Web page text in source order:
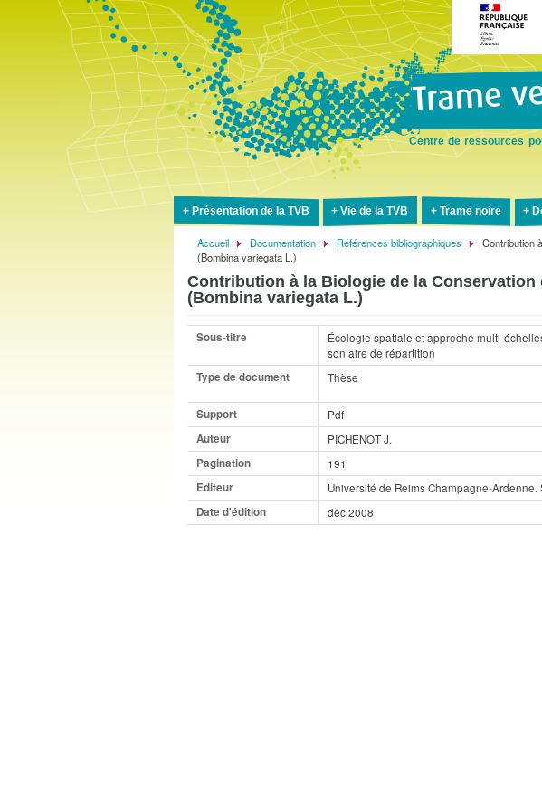
Centre de ressources
Présentation de la TVB Vie de la TVB Trame noire
Fil
d'Ariane
Accueil Documentation Références bibliographiques
Contribution
(Bombina variegata L.)
Contribution à la Biologie de la Conservation
(Bombina variegata L.)
Sous-titre
Écologie spatiale et approche multi-
son aire de répartition
Type de document
Thèse
Support
Pdf
Auteur
PICHENOT J.
Pagination
191
Editeur
Université de Reims Champagne-
Date d'édition
déc 2008